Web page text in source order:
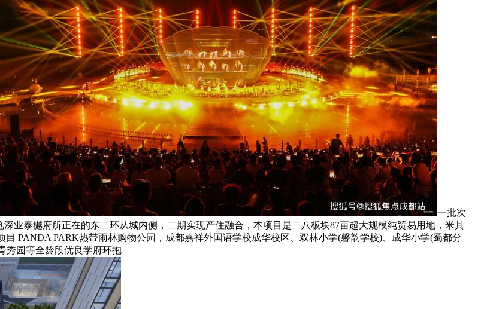
一批次
业泰樾府所正在的东二环从城内侧，二期实现产住融合，本项目是二八板块87亩超大规模纯贸易用地，米其
PANDA PARK热带雨林购物公园，成都嘉祥外国语学校成华校区、双林小学(馨韵学校)、成华小学(蜀都分
秀园等全龄段优良学府环抱